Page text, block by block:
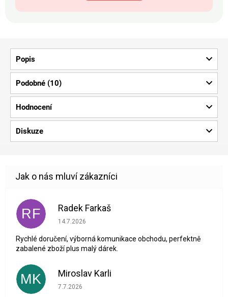
Popis
Podobné (10)
Hodnocení
Diskuze
RF Radek Farkaš
Hodnocení obchodu je 5 z 5 hvězdiček.
14.7.2026
Rychlé doručení, výborná komunikace obchodu, perfektně
zabalené zboží plus malý dárek.
MK Miroslav Karli
Hodnocení obchodu je 5 z 5 hvězdiček.
7.7.2026